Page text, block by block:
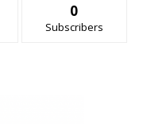
0
Subscribers